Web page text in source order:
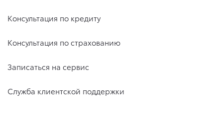
Консультация по кредиту
Консультация по страхованию
Записаться на сервис
Служба клиентской поддержки